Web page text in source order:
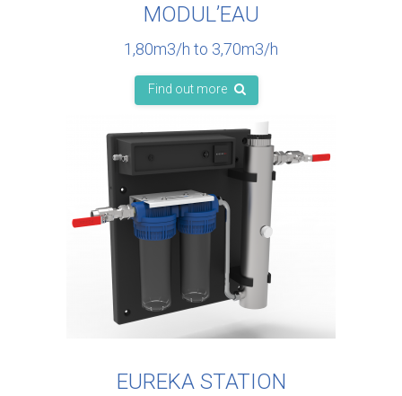
MODUL’EAU
1,80m3/h to 3,70m3/h
Find out more
EUREKA STATION